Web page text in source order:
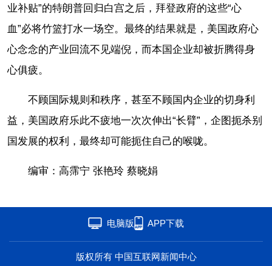
业补贴”的特朗普回归白宫之后，拜登政府的这些“心
血”必将竹篮打水一场空。最终的结果就是，美国政府心
心念念的产业回流不见端倪，而本国企业却被折腾得身
心俱疲。
不顾国际规则和秩序，甚至不顾国内企业的切身利
益，美国政府乐此不疲地一次次伸出“长臂”，企图扼杀别
国发展的权利，最终却可能扼住自己的喉咙。
编审：高霈宁 张艳玲 蔡晓娟
电脑版 APP下载
版权所有 中国互联网新闻中心